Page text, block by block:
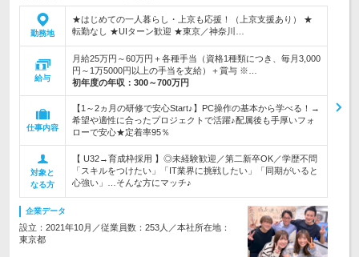
勤務地
★はじめての一人暮らし・上京も応援！（上京支援あり） ★
転勤なし ★UIターン歓迎 ★東京／神奈川…
給与
月給25万円～60万円＋各種手当（資格1種類につき、毎月3,000
円～1万5000円以上の手当を支給）＋賞与 ※…
初年度の年収： 300～700万円
仕事内容
【1～2ヵ月の研修で安心Start♪】PC操作の基本から学べる！→
希望や適性に合ったプロジェクトで活躍♪配属後も手厚いフォ
ローで安心★定着率95％
対象と
なる方
【 U32→育成枠採用 】◎未経験歓迎／第二新卒OK／学歴不問
「スキルをつけたい」「IT業界に挑戦したい」「同期がいると
心強い」…そんな方にマッチ♪
企業データ
設立：2021年10月／従業員数：253人／本社所在地：
東京都